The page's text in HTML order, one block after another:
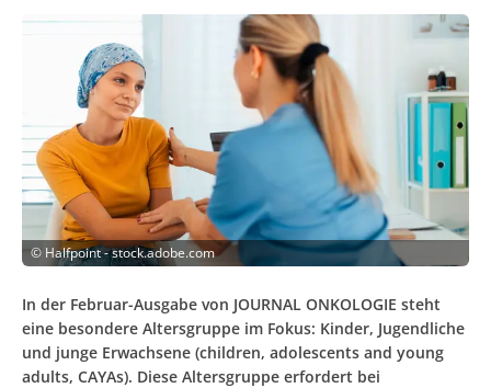
© Halfpoint - stock.adobe.com
In der Februar-Ausgabe von JOURNAL ONKOLOGIE steht
eine besondere Altersgruppe im Fokus: Kinder, Jugendliche
und junge Erwachsene (children, adolescents and young
adults, CAYAs). Diese Altersgruppe erfordert bei